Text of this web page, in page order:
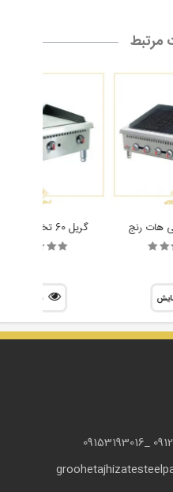
مرتبط
گریل 60 تخت هات رنج
09153193016